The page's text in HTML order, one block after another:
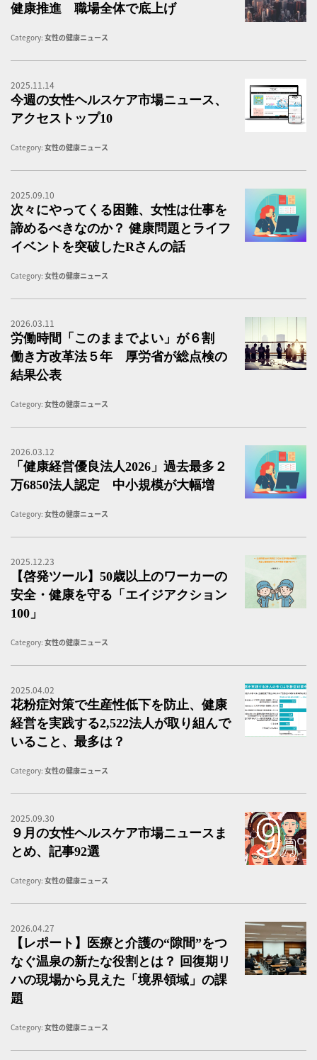
健康推進 職場全体で底上げ
Category: 女性の健康ニュース
2025.11.14
今週の女性ヘルスケア市場ニュース、
アクセストップ10
Category: 女性の健康ニュース
2025.09.10
次々にやってくる困難、女性は仕事を
諦めるべきなのか？ 健康問題とライフ
イベントを突破したRさんの話
Category: 女性の健康ニュース
2026.03.11
労働時間「このままでよい」が６割
働き方改革法５年 厚労省が総点検の
結果公表
Category: 女性の健康ニュース
2026.03.12
「健康経営優良法人2026」過去最多２
万6850法人認定 中小規模が大幅増
Category: 女性の健康ニュース
2025.12.23
【啓発ツール】50歳以上のワーカーの
安全・健康を守る「エイジアクション
100」
Category: 女性の健康ニュース
2025.04.02
花粉症対策で生産性低下を防止、健康
経営を実践する2,522法人が取り組んで
いること、最多は？
Category: 女性の健康ニュース
2025.09.30
９月の女性ヘルスケア市場ニュースま
とめ、記事92選
Category: 女性の健康ニュース
2026.04.27
【レポート】医療と介護の“隙間”をつ
なぐ温泉の新たな役割とは？ 回復期リ
ハの現場から見えた「境界領域」の課
題
Category: 女性の健康ニュース